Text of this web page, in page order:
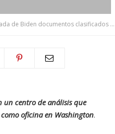
Hallan en una oficina privada de Biden documentos clasificados de su época como vicepresidente con Obama
un centro de análisis que
oficina en Washington.